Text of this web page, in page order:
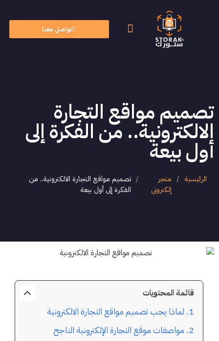
تواصل معنا
تصميم مواقع التجارة
الالكترونية.. من الفكرة إلى
أول بيعة
الرئيسية / متجر
إلكتروني
/ تصميم مواقع التجارة الالكترونية.. من
الفكرة إلى أول بيعة
قائمة المحتويات
لماذا يجب تصميم مواقع التجارة الالكترونية
مواصفات موقع التجارة الإلكترونية الناجح